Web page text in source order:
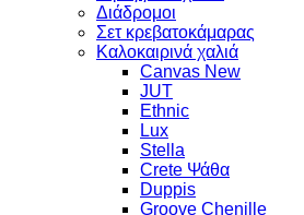
Διάδρομοι
Σετ κρεβατοκάμαρας
Καλοκαιρινά χαλιά
Canvas New
JUT
Ethnic
Lux
Stella
Crete Ψάθα
Duppis
Groove Chenille